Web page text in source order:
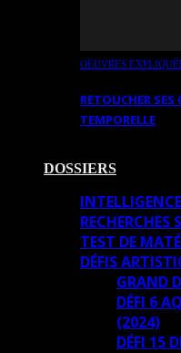
OEUVRES
RETOUCHER
TEMPORELLE
DOSSIERS
TEST DE
DÉFIS
GRAND
DÉFI 6
(2024)
DÉFI 15